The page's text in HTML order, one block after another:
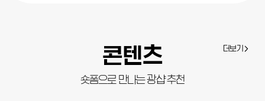
콘텐츠 더보기
숏폼으로 만나는 광샵 추천